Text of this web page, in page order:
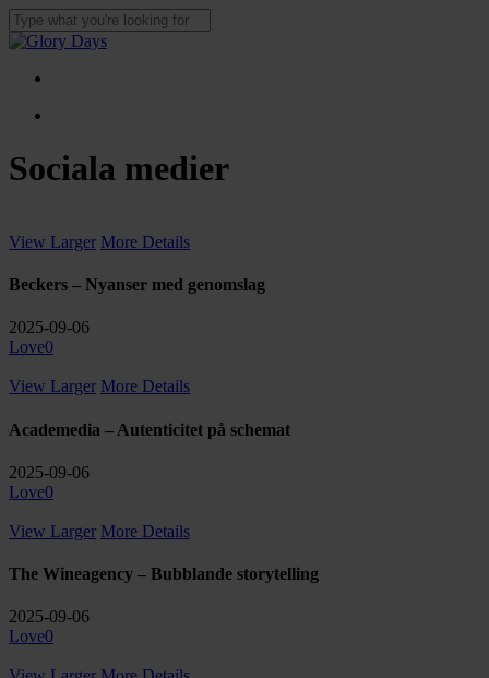
Skip
to
content
Close
Menu
Sociala medier
View Larger More Details
Beckers – Nyanser med genomslag
2025-09-06
Love0
View Larger More Details
Academedia – Autenticitet på schemat
2025-09-06
Love0
View Larger More Details
The Wineagency – Bubblande storytelling
2025-09-06
Love0